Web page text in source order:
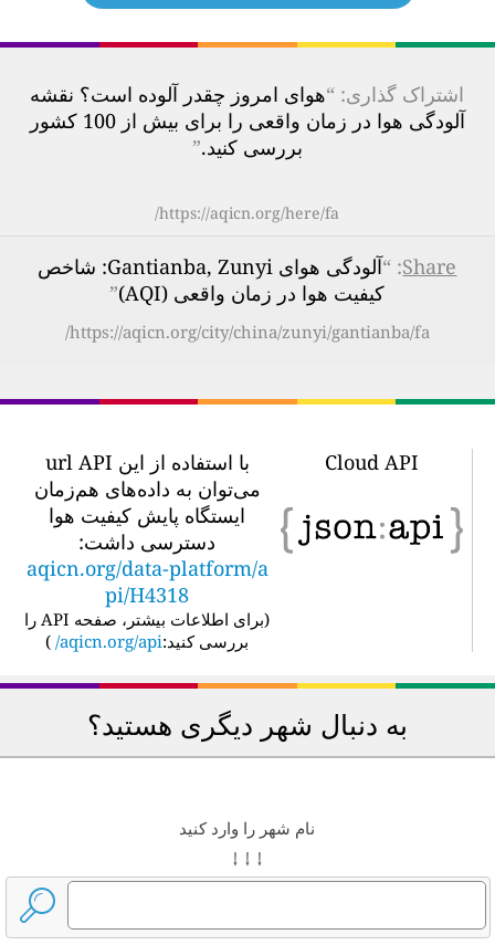
اشتراک گذاری: “هوای امروز چقدر آلوده است؟ نقشه
آلودگی هوا در زمان واقعی را برای بیش از 100 کشور
بررسی کنید.”
https://aqicn.org/here/fa/
Share
: “
آلودگی هوای Gantianba, Zunyi: شاخص
کیفیت هوا در زمان واقعی (AQI)
”
https://aqicn.org/city/china/zunyi/gantianba/fa/
Cloud API
با استفاده از این url API
می‌توان به داده‌های هم‌زمان
ایستگاه پایش کیفیت هوا
دسترسی داشت:
aqicn.org/data-platform/a
pi/H4318
برای اطلاعات بیشتر، صفحه API را
بررسی کنید:aqicn.org/api/
)
به دنبال شهر دیگری هستید؟
نام شهر را وارد کنید
↓ ↓ ↓